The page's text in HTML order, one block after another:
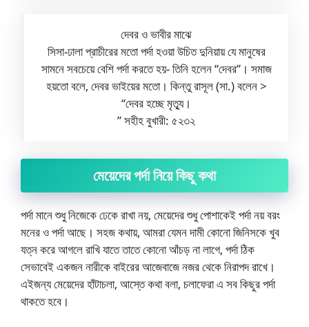
দেবর ও ভাবীর মাঝে
সিসা-ঢালা প্রাচীরের মতো পর্দা হওয়া উচিত দুনিয়ায় যে মানুষের
সামনে সবচেয়ে বেশি পর্দা করতে হয়- তিনি হলেন “দেবর”। সমাজ
হয়তো বলে, দেবর ভাইয়ের মতো। কিন্তু রাসূল (সা.) বলেন >
“দেবর হচ্ছে মৃত্যু।
” সহীহ বুখারী: ৫২৩২
মেয়েদের পর্দা নিয়ে কিছু কথা
পর্দা মানে শুধু নিজেকে ঢেকে রাখা নয়, মেয়েদের শুধু পোশাকেই পর্দা নয় বরং
মনের ও পর্দা আছে। সহজ কথায়, আমরা যেমন দামী কোনো জিনিসকে খুব
যত্ন করে আগলে রাখি যাতে তাতে কোনো আঁচড় না লাগে, পর্দা ঠিক
সেভাবেই একজন নারীকে বাইরের আজেবাজে নজর থেকে নিরাপদ রাখে।
এইজন্য মেয়েদের হাঁটাচলা, আস্তে কথা বলা, চলাফেরা এ সব কিছুর পর্দা
থাকতে হবে।